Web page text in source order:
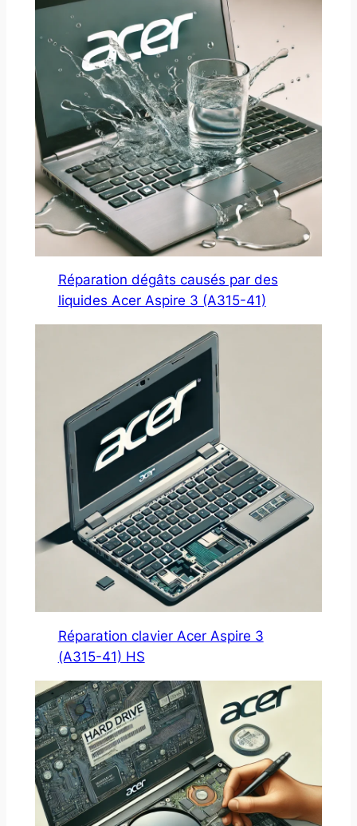
Réparation dégâts causés par des
liquides Acer Aspire 3 (A315-41)
Réparation clavier Acer Aspire 3
(A315-41) HS